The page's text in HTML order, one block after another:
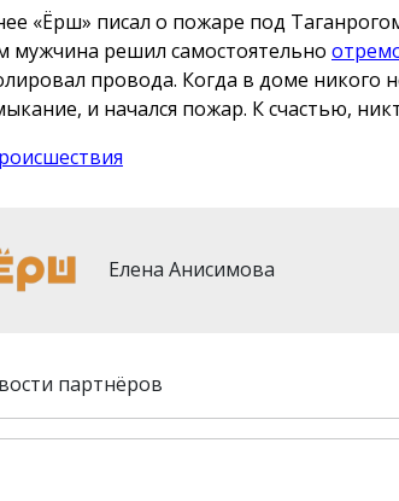
«Ёрш» писал о пожаре под
мужчина решил самостоятельно
провода. Когда в доме никого
и начался пожар. К счастью,
Елена Анисимова
партнёров